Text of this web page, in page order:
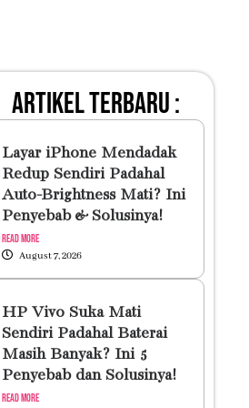
artikel terbaru :
Layar iPhone Mendadak
Redup Sendiri Padahal
Auto-Brightness Mati? Ini
Penyebab & Solusinya!
Read More
August 7, 2026
HP Vivo Suka Mati
Sendiri Padahal Baterai
Masih Banyak? Ini 5
Penyebab dan Solusinya!
Read More